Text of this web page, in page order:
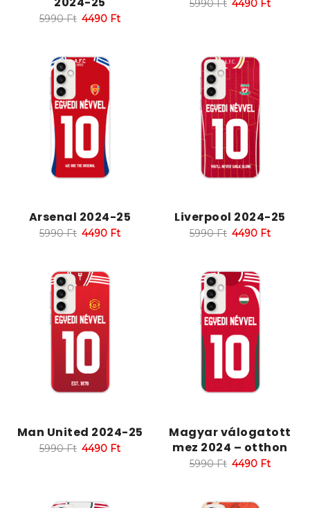
5990Ft 4490 Ft
5990Ft 4490 Ft
Arsenal 2024-25
5990Ft 4490 Ft
Liverpool 2024-25
5990Ft 4490 Ft
Man United 2024-25
5990Ft 4490 Ft
Magyar válogatott
mez 2024 – otthon
5990Ft 4490 Ft